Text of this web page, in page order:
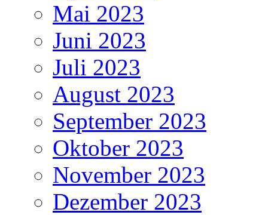
Mai 2023
Juni 2023
Juli 2023
August 2023
September 2023
Oktober 2023
November 2023
Dezember 2023